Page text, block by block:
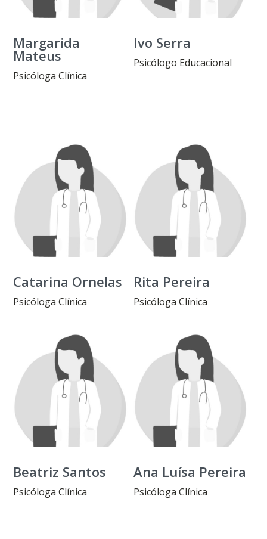
Margarida
Mateus
Psicóloga Clínica
Ivo Serra
Psicólogo Educacional
Catarina Ornelas
Psicóloga Clínica
Rita Pereira
Psicóloga Clínica
Beatriz Santos
Psicóloga Clínica
Ana Luísa Pereira
Psicóloga Clínica